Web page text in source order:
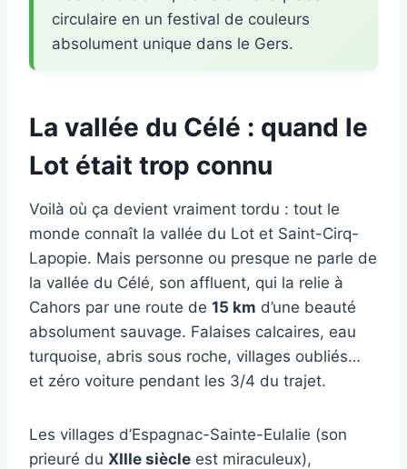
circulaire en un festival de couleurs
absolument unique dans le Gers.
La vallée du Célé : quand le
Lot était trop connu
Voilà où ça devient vraiment tordu : tout le
monde connaît la vallée du Lot et Saint-Cirq-
Lapopie. Mais personne ou presque ne parle de
la vallée du Célé, son affluent, qui la relie à
Cahors par une route de 15 km d’une beauté
absolument sauvage. Falaises calcaires, eau
turquoise, abris sous roche, villages oubliés…
et zéro voiture pendant les 3/4 du trajet.
Les villages d’Espagnac-Sainte-Eulalie (son
prieuré du XIIIe siècle est miraculeux),